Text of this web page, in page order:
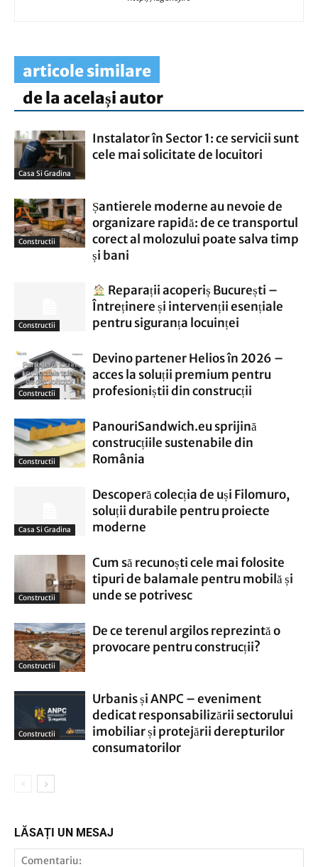
articole similare
de la același autor
Casa Si Gradina
Instalator în Sector 1: ce servicii sunt
cele mai solicitate de locuitori
Constructii
Șantierele moderne au nevoie de
organizare rapidă: de ce transportul
corect al molozului poate salva timp
și bani
Constructii
Reparații acoperiș București –
Întreținere și intervenții esențiale
pentru siguranța locuinței
Constructii
Devino partener Helios în 2026 –
acces la soluții premium pentru
profesioniștii din construcții
Constructii
PanouriSandwich.eu sprijină
construcțiile sustenabile din
România
Casa Si Gradina
Descoperă colecția de uși Filomuro,
soluții durabile pentru proiecte
moderne
Constructii
Cum să recunoști cele mai folosite
tipuri de balamale pentru mobilă și
unde se potrivesc
Constructii
De ce terenul argilos reprezintă o
provocare pentru construcții?
Constructii
Urbanis și ANPC – eveniment
dedicat responsabilizării sectorului
imobiliar și protejării derepturilor
consumatorilor
LĂSAȚI UN MESAJ